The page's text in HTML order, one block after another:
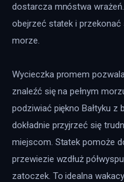
dostarcza mnóstwa
obejrzeć statek i przekonać
morze.
Wycieczka promem
znaleźć się na pełnym
podziwiać piękno Bałtyku z
dokładnie przyjrzeć się
miejscom. Statek pomoże
przewiezie wzdłuż
zatoczek. To idealna